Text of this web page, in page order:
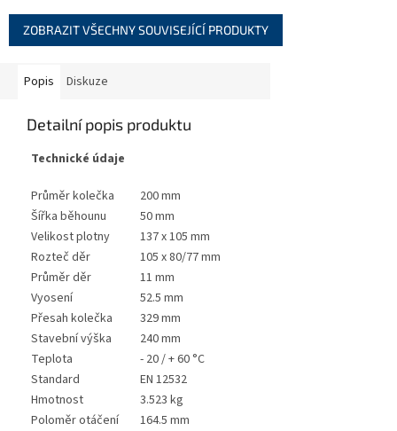
ZOBRAZIT VŠECHNY SOUVISEJÍCÍ PRODUKTY
Popis Diskuze
Detailní popis produktu
Technické údaje
Průměr kolečka
200 mm
Šířka běhounu
50 mm
Velikost plotny
137 x 105 mm
Rozteč děr
105 x 80/77 mm
Průměr děr
11 mm
Vyosení
52.5 mm
Přesah kolečka
329 mm
Stavební výška
240 mm
Teplota
- 20 / + 60 °C
Standard
EN 12532
Hmotnost
3.523 kg
Poloměr otáčení
164.5 mm